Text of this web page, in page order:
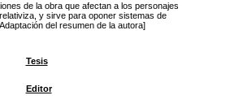
de la obra que afectan a los personajes
y sirve para oponer sistemas de
del resumen de la autora]
Tesis
Editor